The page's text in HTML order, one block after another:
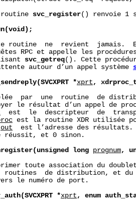
svc_register() renvoie 1
routine  ne  revient  jamais.
RPC et appelle les
svc_getreq(). Cette
autour d’un appel système
*xprt ,
par  une  routine  de
le résultat d’un appel de
est  le  descripteur  de
est la routine XDR utilisée
out
est l’adresse des
réussit, et 0 sinon.
long prognum,
toute association du
routines  de distribution, et du
le numéro de port.
*xprt , enum